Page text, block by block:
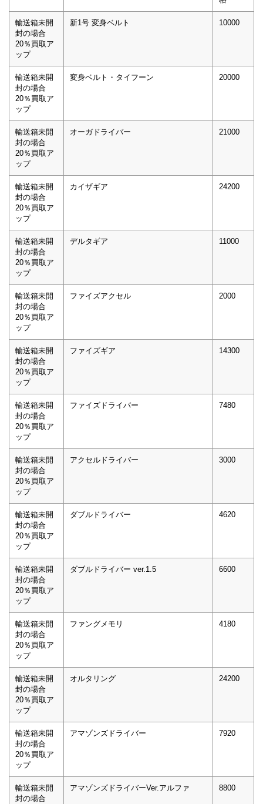
輸送箱未開
封の場合
20％買取ア
ップ
新1号 変身ベルト 10000
輸送箱未開
封の場合
20％買取ア
ップ
変身ベルト・タイフーン 20000
輸送箱未開
封の場合
20％買取ア
ップ
オーガドライバー 21000
輸送箱未開
封の場合
20％買取ア
ップ
カイザギア 24200
輸送箱未開
封の場合
20％買取ア
ップ
デルタギア 11000
輸送箱未開
封の場合
20％買取ア
ップ
ファイズアクセル 2000
輸送箱未開
封の場合
20％買取ア
ップ
ファイズギア 14300
輸送箱未開
封の場合
20％買取ア
ップ
ファイズドライバー 7480
輸送箱未開
封の場合
20％買取ア
ップ
アクセルドライバー 3000
輸送箱未開
封の場合
20％買取ア
ップ
ダブルドライバー 4620
輸送箱未開
封の場合
20％買取ア
ップ
ダブルドライバー ver.1.5 6600
輸送箱未開
封の場合
20％買取ア
ップ
ファングメモリ 4180
輸送箱未開
封の場合
20％買取ア
ップ
オルタリング 24200
輸送箱未開
封の場合
20％買取ア
ップ
アマゾンズドライバー 7920
輸送箱未開
封の場合
アマゾンズドライバーVer.アルファ 8800